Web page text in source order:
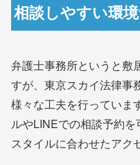
相談しやすい環
弁護士事務所というと敷
すが、東京スカイ法律事
様々な工夫を行っていま
ルやLINEでの相談予約
スタイルに合わせたアク